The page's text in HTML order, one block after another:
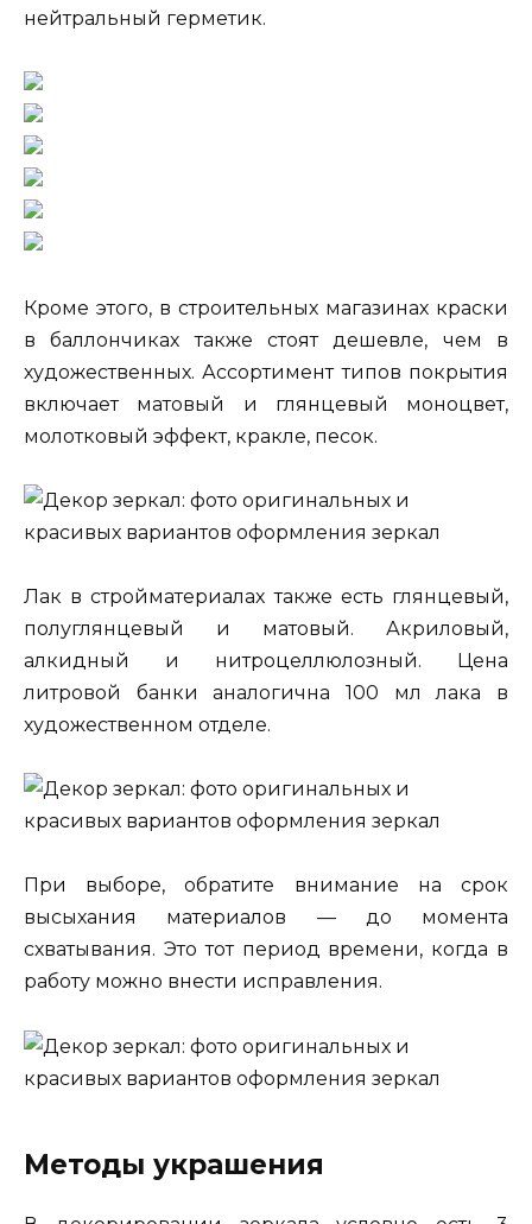
нейтральный герметик.
Кроме этого, в строительных магазинах краски
в баллончиках также стоят дешевле, чем в
художественных. Ассортимент типов покрытия
включает матовый и глянцевый моноцвет,
молотковый эффект, кракле, песок.
Лак в стройматериалах также есть глянцевый,
полуглянцевый и матовый. Акриловый,
алкидный и нитроцеллюлозный. Цена
литровой банки аналогична 100 мл лака в
художественном отделе.
При выборе, обратите внимание на срок
высыхания материалов — до момента
схватывания. Это тот период времени, когда в
работу можно внести исправления.
Методы украшения